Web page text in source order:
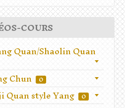
COURS
Quan/Shaolin Quan
Chun 0
Quan style Yang 0